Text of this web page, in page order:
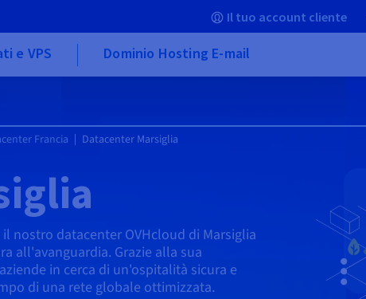
Il tuo account cliente
e VPS Dominio Hosting E-mail
Francia Datacenter Marsiglia
nostro datacenter OVHcloud di Marsiglia
all'avanguardia. Grazie alla sua
in cerca di un'ospitalità sicura e
di una rete globale ottimizzata.